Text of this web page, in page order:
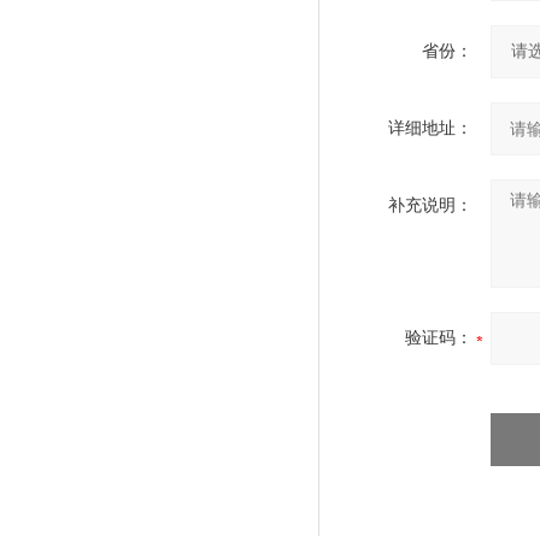
省份：
详细地址：
补充说明：
验证码：